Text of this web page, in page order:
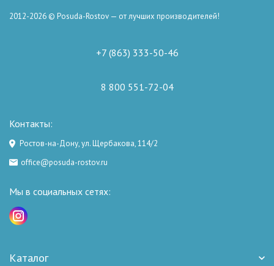
2012-2026 © Posuda-Rostov — от лучших производителей!
+7 (863) 333-50-46
8 800 551-72-04
Контакты:
Ростов-на-Дону, ул. Щербакова, 114/2
office@posuda-rostov.ru
Мы в социальных сетях:
Каталог